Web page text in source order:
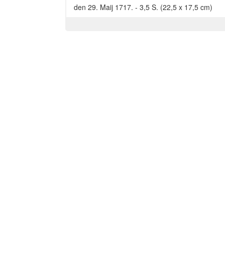
den 29. Maij 1717. - 3,5 S. (22,5 x 17,5 cm)